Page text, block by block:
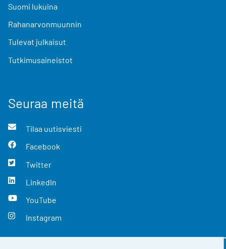
Suomi lukuina
Rahanarvonmuunnin
Tulevat julkaisut
Tutkimusaineistot
Seuraa meitä
Tilaa uutisviesti
Facebook
Twitter
LinkedIn
YouTube
Instagram